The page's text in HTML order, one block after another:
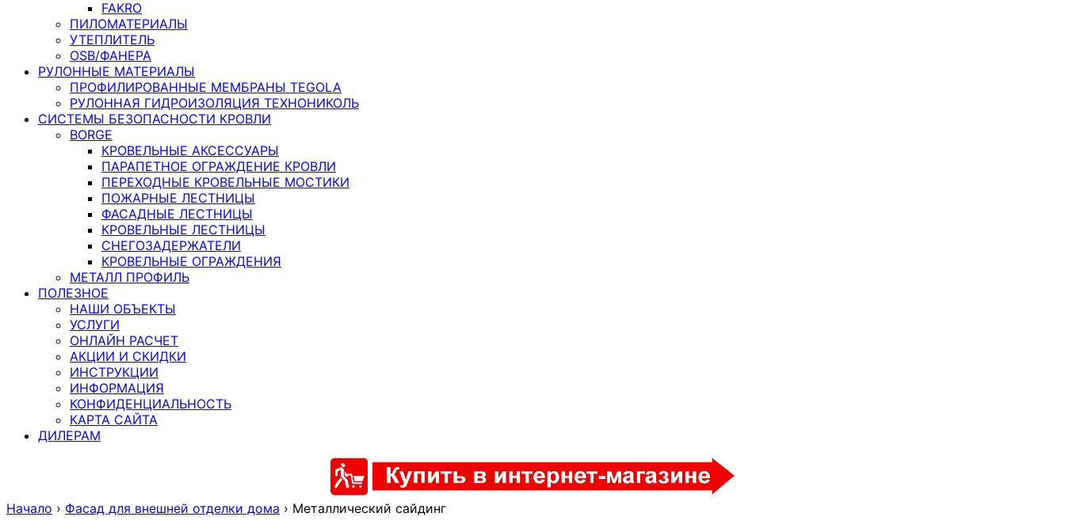
FAKRO
ПИЛОМАТЕРИАЛЫ
УТЕПЛИТЕЛЬ
OSB/ФАНЕРА
РУЛОННЫЕ МАТЕРИАЛЫ
ПРОФИЛИРОВАННЫЕ МЕМБРАНЫ TEGOLA
РУЛОННАЯ ГИДРОИЗОЛЯЦИЯ ТЕХНОНИКОЛЬ
СИСТЕМЫ БЕЗОПАСНОСТИ КРОВЛИ
BORGE
КРОВЕЛЬНЫЕ АКСЕССУАРЫ
ПАРАПЕТНОЕ ОГРАЖДЕНИЕ КРОВЛИ
ПЕРЕХОДНЫЕ КРОВЕЛЬНЫЕ МОСТИКИ
ПОЖАРНЫЕ ЛЕСТНИЦЫ
ФАСАДНЫЕ ЛЕСТНИЦЫ
КРОВЕЛЬНЫЕ ЛЕСТНИЦЫ
СНЕГОЗАДЕРЖАТЕЛИ
КРОВЕЛЬНЫЕ ОГРАЖДЕНИЯ
МЕТАЛЛ ПРОФИЛЬ
ПОЛЕЗНОЕ
НАШИ ОБЪЕКТЫ
УСЛУГИ
ОНЛАЙН РАСЧЕТ
АКЦИИ И СКИДКИ
ИНСТРУКЦИИ
ИНФОРМАЦИЯ
КОНФИДЕНЦИАЛЬНОСТЬ
КАРТА САЙТА
ДИЛЕРАМ
Начало › Фасад для внешней отделки дома › Металлический сайдинг